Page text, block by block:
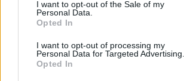
I want to opt-out of the Sale of my
Personal Data.
Opted In
I want to opt-out of processing my
Personal Data for Targeted Advertising.
Opted In
Λαρεντζάκης: Κερδίζει πόντους η
ΑΕΚ - Η προϋπόθεση της επανασύνδεσης